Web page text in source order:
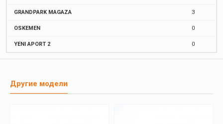
GRANDPARK MAGAZA 3
OSKEMEN 0
YENI APORT 2 0
Другие модели